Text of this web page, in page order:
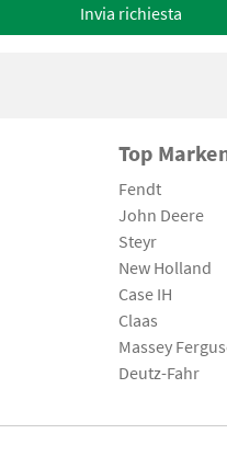
Invia richiesta
Top
Fendt
John Deere
Steyr
New Holland
Case IH
Claas
Massey
Deutz-Fahr